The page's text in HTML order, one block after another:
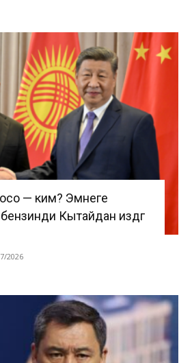
— ким? Эмнеге
Кытайдан издөөгө
2026